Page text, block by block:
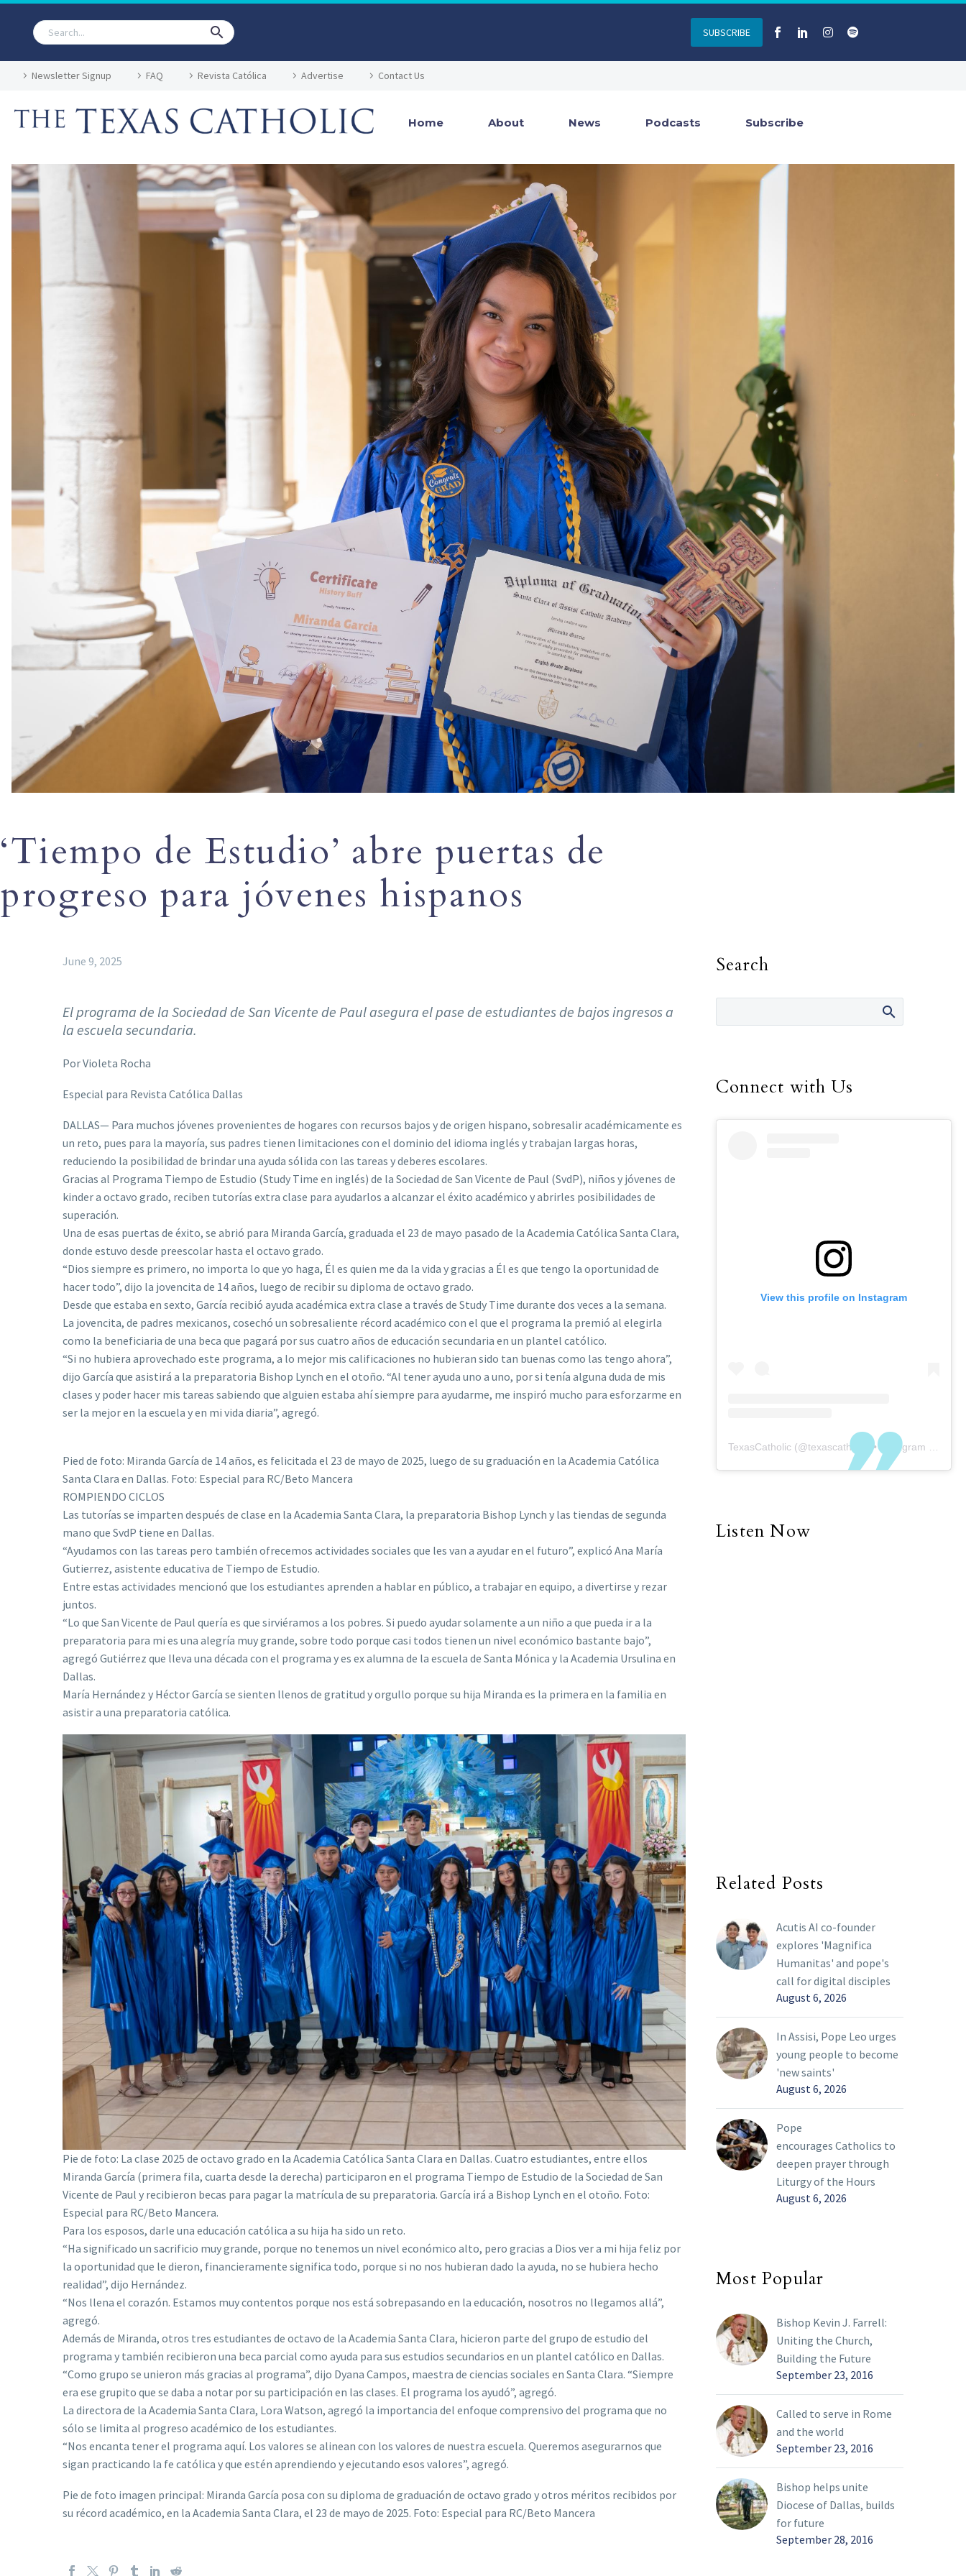
SUBSCRIBE
Newsletter Signup FAQ Revista Católica Advertise Contact Us
Home About News Podcasts Subscribe
‘Tiempo de Estudio’ abre puertas de
progreso para jóvenes hispanos
June 9, 2025
El programa de la Sociedad de San Vicente de Paul asegura el pase de estudiantes de bajos ingresos a
la escuela secundaria.
Por Violeta Rocha
Especial para Revista Católica Dallas
DALLAS— Para muchos jóvenes provenientes de hogares con recursos bajos y de origen hispano, sobresalir académicamente es
un reto, pues para la mayoría, sus padres tienen limitaciones con el dominio del idioma inglés y trabajan largas horas,
reduciendo la posibilidad de brindar una ayuda sólida con las tareas y deberes escolares.
Gracias al Programa Tiempo de Estudio (Study Time en inglés) de la Sociedad de San Vicente de Paul (SvdP), niños y jóvenes de
kinder a octavo grado, reciben tutorías extra clase para ayudarlos a alcanzar el éxito académico y abrirles posibilidades de
superación.
Una de esas puertas de éxito, se abrió para Miranda García, graduada el 23 de mayo pasado de la Academia Católica Santa Clara,
donde estuvo desde preescolar hasta el octavo grado.
“Dios siempre es primero, no importa lo que yo haga, Él es quien me da la vida y gracias a Él es que tengo la oportunidad de
hacer todo”, dijo la jovencita de 14 años, luego de recibir su diploma de octavo grado.
Desde que estaba en sexto, García recibió ayuda académica extra clase a través de Study Time durante dos veces a la semana.
La jovencita, de padres mexicanos, cosechó un sobresaliente récord académico con el que el programa la premió al elegirla
como la beneficiaria de una beca que pagará por sus cuatro años de educación secundaria en un plantel católico.
“Si no hubiera aprovechado este programa, a lo mejor mis calificaciones no hubieran sido tan buenas como las tengo ahora”,
dijo García que asistirá a la preparatoria Bishop Lynch en el otoño. “Al tener ayuda uno a uno, por si tenía alguna duda de mis
clases y poder hacer mis tareas sabiendo que alguien estaba ahí siempre para ayudarme, me inspiró mucho para esforzarme en
ser la mejor en la escuela y en mi vida diaria”, agregó.
Pied de foto: Miranda García de 14 años, es felicitada el 23 de mayo de 2025, luego de su graduación en la Academia Católica
Santa Clara en Dallas. Foto: Especial para RC/Beto Mancera
ROMPIENDO CICLOS
Las tutorías se imparten después de clase en la Academia Santa Clara, la preparatoria Bishop Lynch y las tiendas de segunda
mano que SvdP tiene en Dallas.
“Ayudamos con las tareas pero también ofrecemos actividades sociales que les van a ayudar en el futuro”, explicó Ana María
Gutierrez, asistente educativa de Tiempo de Estudio.
Entre estas actividades mencionó que los estudiantes aprenden a hablar en público, a trabajar en equipo, a divertirse y rezar
juntos.
“Lo que San Vicente de Paul quería es que sirviéramos a los pobres. Si puedo ayudar solamente a un niño a que pueda ir a la
preparatoria para mi es una alegría muy grande, sobre todo porque casi todos tienen un nivel económico bastante bajo”,
agregó Gutiérrez que lleva una década con el programa y es ex alumna de la escuela de Santa Mónica y la Academia Ursulina en
Dallas.
María Hernández y Héctor García se sienten llenos de gratitud y orgullo porque su hija Miranda es la primera en la familia en
asistir a una preparatoria católica.
Pie de foto: La clase 2025 de octavo grado en la Academia Católica Santa Clara en Dallas. Cuatro estudiantes, entre ellos
Miranda García (primera fila, cuarta desde la derecha) participaron en el programa Tiempo de Estudio de la Sociedad de San
Vicente de Paul y recibieron becas para pagar la matrícula de su preparatoria. García irá a Bishop Lynch en el otoño. Foto:
Especial para RC/Beto Mancera.
Para los esposos, darle una educación católica a su hija ha sido un reto.
“Ha significado un sacrificio muy grande, porque no tenemos un nivel económico alto, pero gracias a Dios ver a mi hija feliz por
la oportunidad que le dieron, financieramente significa todo, porque si no nos hubieran dado la ayuda, no se hubiera hecho
realidad”, dijo Hernández.
“Nos llena el corazón. Estamos muy contentos porque nos está sobrepasando en la educación, nosotros no llegamos allá”,
agregó.
Además de Miranda, otros tres estudiantes de octavo de la Academia Santa Clara, hicieron parte del grupo de estudio del
programa y también recibieron una beca parcial como ayuda para sus estudios secundarios en un plantel católico en Dallas.
“Como grupo se unieron más gracias al programa”, dijo Dyana Campos, maestra de ciencias sociales en Santa Clara. “Siempre
era ese grupito que se daba a notar por su participación en las clases. El programa los ayudó”, agregó.
La directora de la Academia Santa Clara, Lora Watson, agregó la importancia del enfoque comprensivo del programa que no
sólo se limita al progreso académico de los estudiantes.
“Nos encanta tener el programa aquí. Los valores se alinean con los valores de nuestra escuela. Queremos asegurarnos que
sigan practicando la fe católica y que estén aprendiendo y ejecutando esos valores”, agregó.
Pie de foto imagen principal: Miranda García posa con su diploma de graduación de octavo grado y otros méritos recibidos por
su récord académico, en la Academia Santa Clara, el 23 de mayo de 2025. Foto: Especial para RC/Beto Mancera
Search
Connect with Us
View this profile on Instagram
TexasCatholic (@texascatholic ) • Instagram photos and videos
Listen Now
Related Posts
Acutis AI co-founder
explores 'Magnifica
Humanitas' and pope's
call for digital disciples
August 6, 2026
In Assisi, Pope Leo urges
young people to become
'new saints'
August 6, 2026
Pope
encourages Catholics to
deepen prayer through
Liturgy of the Hours
August 6, 2026
Most Popular
Bishop Kevin J. Farrell:
Uniting the Church,
Building the Future
September 23, 2016
Called to serve in Rome
and the world
September 23, 2016
Bishop helps unite
Diocese of Dallas, builds
for future
September 28, 2016